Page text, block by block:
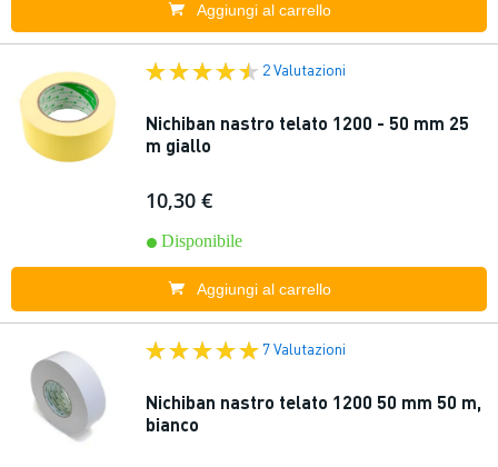
Aggiungi al carrello
2 Valutazioni
Nichiban nastro telato 1200 - 50 mm 25
m giallo
10,30 €
Disponibile
Aggiungi al carrello
7 Valutazioni
Nichiban nastro telato 1200 50 mm 50 m,
bianco